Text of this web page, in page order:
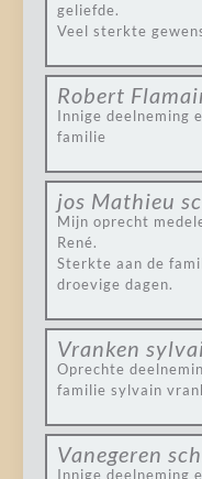
geliefde.
Veel sterkte
Robert
Innige deelneming
familie
jos Mathieu
Mijn oprecht
René.
Sterkte aan de
droevige dagen.
Vranken
Oprechte
familie sylvain
Vanegeren
Innige deelneming